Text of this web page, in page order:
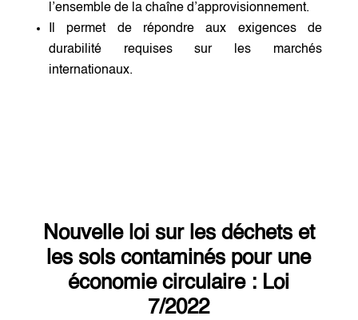
l’ensemble de la chaîne d’approvisionnement.
Il permet de répondre aux exigences de
durabilité requises sur les marchés
internationaux.
Nouvelle loi sur les déchets et
les sols contaminés pour une
économie circulaire : Loi
7/2022